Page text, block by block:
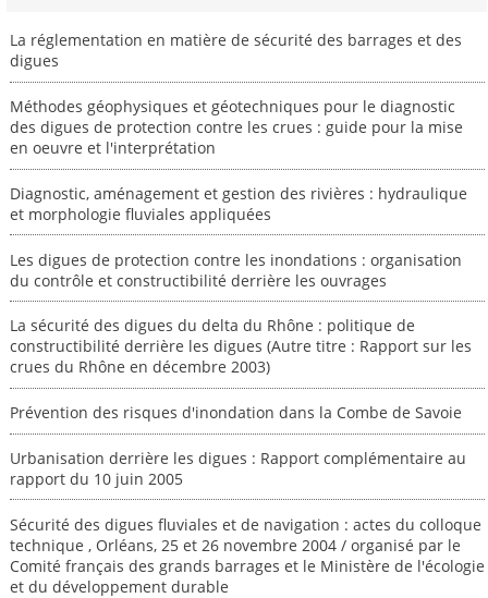
La réglementation en matière de sécurité des barrages et des
digues
Méthodes géophysiques et géotechniques pour le diagnostic
des digues de protection contre les crues : guide pour la mise
en oeuvre et l'interprétation
Diagnostic, aménagement et gestion des rivières : hydraulique
et morphologie fluviales appliquées
Les digues de protection contre les inondations : organisation
du contrôle et constructibilité derrière les ouvrages
La sécurité des digues du delta du Rhône : politique de
constructibilité derrière les digues (Autre titre : Rapport sur les
crues du Rhône en décembre 2003)
Prévention des risques d'inondation dans la Combe de Savoie
Urbanisation derrière les digues : Rapport complémentaire au
rapport du 10 juin 2005
Sécurité des digues fluviales et de navigation : actes du colloque
technique , Orléans, 25 et 26 novembre 2004 / organisé par le
Comité français des grands barrages et le Ministère de l'écologie
et du développement durable